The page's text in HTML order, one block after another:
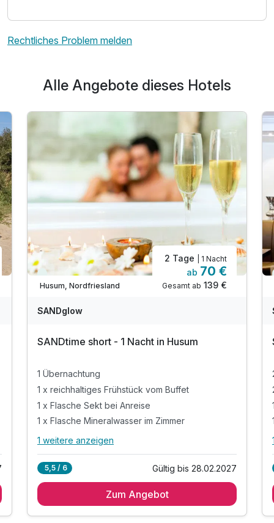
Rechtliches Problem melden
Alle Angebote dieses Hotels
WAR
202
Viele Termine frei
Husum, Nordfriesland
2 Tage | 1 Nacht
ab 70 €
Gesamt ab 139 €
SANDglow
SANDtime short - 1 Nacht in Husum
1 Übernachtung
1 x reichhaltiges Frühstück vom Buffet
1 x Flasche Sekt bei Anreise
1 x Flasche Mineralwasser im Zimmer
Alle Inklusivleistungen
1 x reichhaltiges Frühstück vom Buffet
1 weitere anzeigen
5,5 / 6 Gültig bis 28.02.2027
Zum Angebot